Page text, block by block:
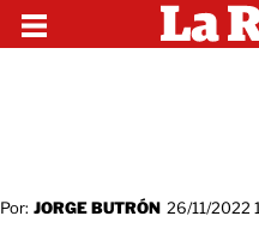
Por: JORGE BUTRÓN 26/11/2022